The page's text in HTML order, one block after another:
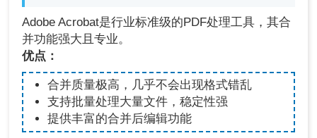
Adobe Acrobat是行业标准级的PDF处理工具，其合
并功能强大且专业。
优点：
合并质量极高，几乎不会出现格式错乱
支持批量处理大量文件，稳定性强
提供丰富的合并后编辑功能